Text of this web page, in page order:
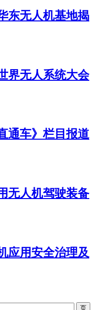
东无人机基地揭
界无人系统大会
通车》栏目报道
无人机驾驶装备
应用安全治理及